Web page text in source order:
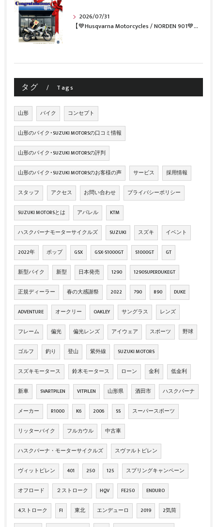
2026/07/31
【💙Husqvarna Motorcycles / NORDEN 901💙】 ご納車おめでとうございます🎉✨
タグ Tags
山形 バイク コンセプト
山形のバイク･SUZUKI MOTORSの口コミ情報
山形のバイク･SUZUKI MOTORSの評判
山形のバイク･SUZUKI MOTORSのお客様の声 サービス 採用情報
スタッフ アクセス お問い合わせ プライバシーポリシー
SUZUKI MOTORSとは アパレル KTM
ハスクバーナモーターサイクルズ SUZUKI スズキ イベント
2022年 ポップ GSX GSX-S1000GT S1000GT GT
新型バイク 新型 日本発売 1290 1290SUPERDUKEGT
正規ディーラー 春の大感謝祭 2022 790 890 DUKE
ADVENTURE オークリー OAKLEY サングラス レンズ
フレーム 偏光 偏光レンズ アイウェア スポーツ 野球
ゴルフ 釣り 登山 紫外線 SUZUKI MOTORS
スズキモータース 鈴木モータース ローン 金利 低金利
新車 SVARTPILEN VITPILEN 山形県 酒田市 ハスクバーナ
メーカー R1000 K6 2006 SS スーパースポーツ
リッターバイク フルカウル 中古車
ハスクバーナ・モーターサイクルズ スヴァルトピレン
ヴィットピレン 401 250 125 スプリングキャンペーン
オフロード ２ストローク HQV FE250 ENDURO
4ストローク FI 東北 エンデューロ 2019 2気筒